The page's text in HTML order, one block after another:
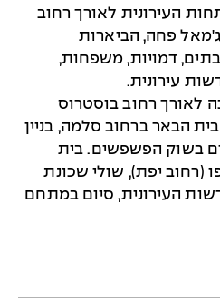
ה- 19. התפתחות העירונית לאורך רחוב
פחה, הביארות
דמויות, משפחות,
עירונית.
לאורך רחוב בוסטרוס
הבאר ברחוב סלמה, בניין
בשוק הפשפשים. בית
(רחוב יפת), שולי שכונת
העירונית, סיום במתחם